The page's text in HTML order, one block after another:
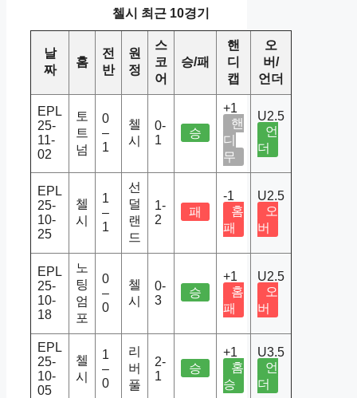
첼시 최근 10경기
날
짜
홈
전
반
원
정
스
코
어
승/패
핸
디
캡
오
버/
언더
EPL
25-
11-
02
토
트
넘
0
–
1
첼
시
0-
1
승
+1
핸
디
무
U2.5
언
더
EPL
25-
10-
25
첼
시
1
–
1
선
덜
랜
드
1-
2
패
-1
홈
패
U2.5
오
버
EPL
25-
10-
18
노
팅
엄
포
0
–
0
첼
시
0-
3
승
+1
홈
패
U2.5
오
버
EPL
25-
10-
05
첼
시
1
–
0
리
버
풀
2-
1
승
+1
홈
승
U3.5
언
더